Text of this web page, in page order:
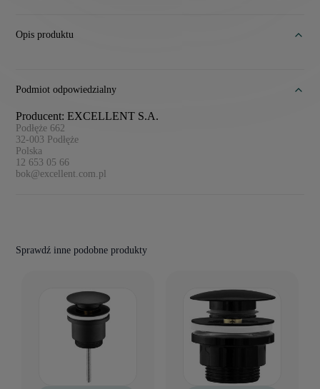
Opis produktu
Podmiot odpowiedzialny
Producent: EXCELLENT S.A.
Podłęże 662
32-003 Podłęże
Polska
12 653 05 66
bok@excellent.com.pl
Sprawdź inne podobne produkty